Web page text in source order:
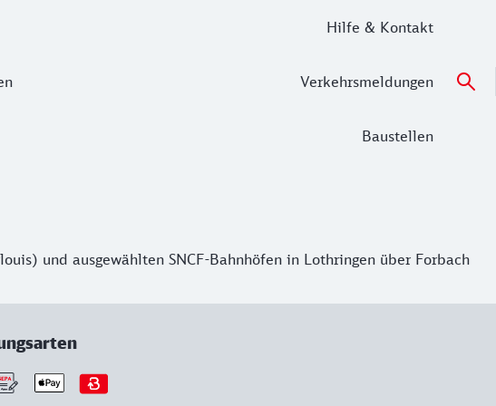
Hilfe & Kontakt
Verkehrsmeldungen
Baustellen
und ausgewählten SNCF-Bahnhöfen in Lothringen über Forbach